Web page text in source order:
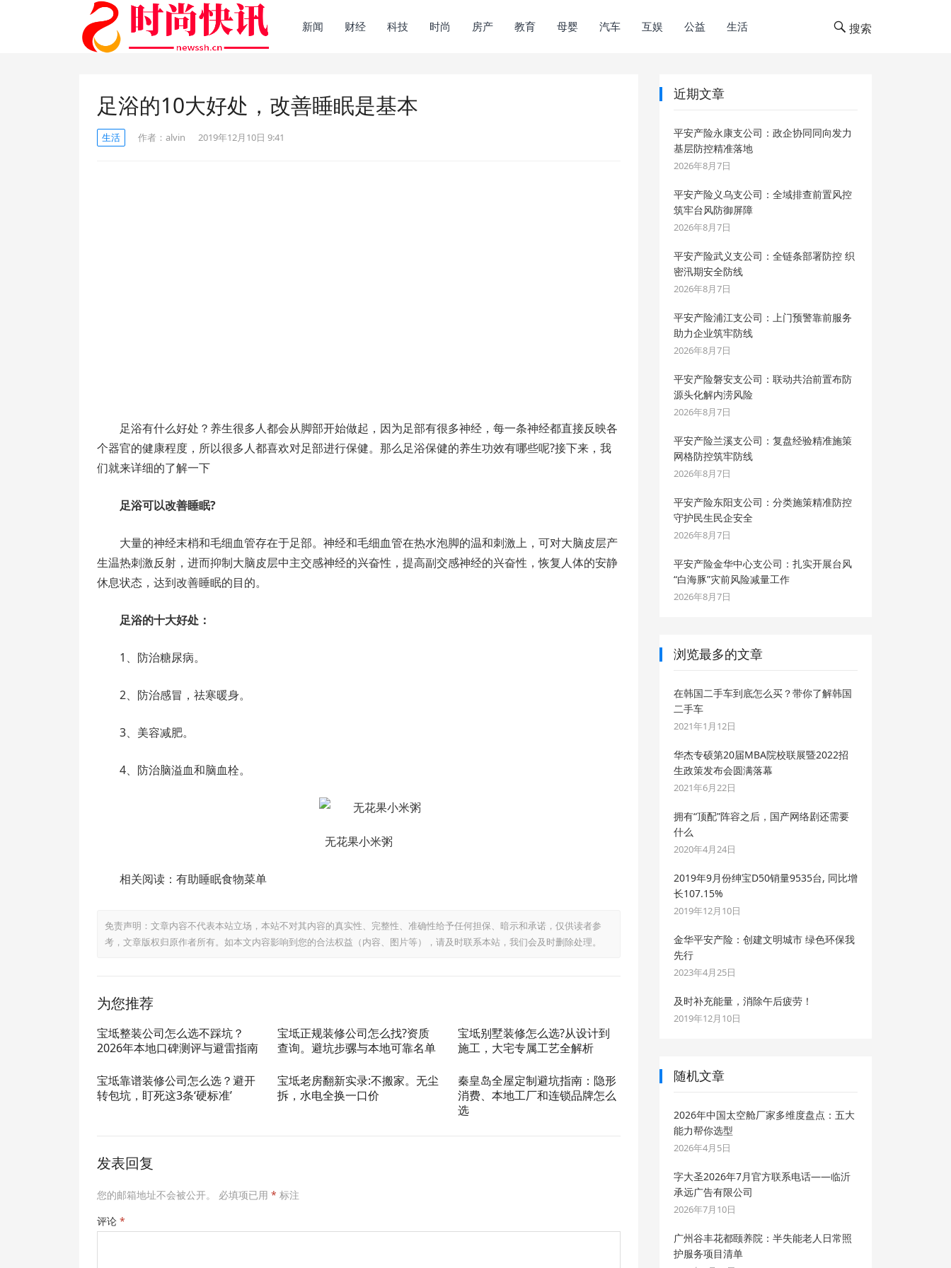
新闻 财经 科技 时尚 房产 教育 母婴 汽车 互娱 公益 生活 搜索
足浴的10大好处，改善睡眠是基本
生活 作者： alvin 2019年12月10日 9:41
足浴有什么好处？养生很多人都会从脚部开始做起，因为足部有很多神经，每一条神经都直接反映各
个器官的健康程度，所以很多人都喜欢对足部进行保健。那么足浴保健的养生功效有哪些呢?接下来，我
们就来详细的了解一下
足浴可以改善睡眠?
大量的神经末梢和毛细血管存在于足部。神经和毛细血管在热水泡脚的温和刺激上，可对大脑皮层产
生温热刺激反射，进而抑制大脑皮层中主交感神经的兴奋性，提高副交感神经的兴奋性，恢复人体的安静
休息状态，达到改善睡眠的目的。
足浴的十大好处：
1、防治糖尿病。
2、防治感冒，祛寒暖身。
3、美容减肥。
4、防治脑溢血和脑血栓。
无花果小米粥
相关阅读：有助睡眠食物菜单
免责声明：文章内容不代表本站立场，本站不对其内容的真实性、完整性、准确性给予任何担保、暗示和承诺，仅供读者参
考，文章版权归原作者所有。如本文内容影响到您的合法权益（内容、图片等），请及时联系本站，我们会及时删除处理。
为您推荐
宝坻整装公司怎么选不踩坑？
2026年本地口碑测评与避雷指南
宝坻正规装修公司怎么找?资质
查询。避坑步骡与本地可靠名单
宝坻别墅装修怎么选?从设计到
施工，大宅专属工艺全解析
宝坻靠谱装修公司怎么选？避开
转包坑，盯死这3条‘硬标准’
宝坻老房翻新实录:不搬家。无尘
拆，水电全换一口价
秦皇岛全屋定制避坑指南：隐形
消费、本地工厂和连锁品牌怎么
选
发表回复
您的邮箱地址不会被公开。 必填项已用 * 标注
评论 *
近期文章
平安产险永康支公司：政企协同同向发力
基层防控精准落地
2026年8月7日
平安产险义乌支公司：全域排查前置风控
筑牢台风防御屏障
2026年8月7日
平安产险武义支公司：全链条部署防控 织
密汛期安全防线
2026年8月7日
平安产险浦江支公司：上门预警靠前服务
助力企业筑牢防线
2026年8月7日
平安产险磐安支公司：联动共治前置布防
源头化解内涝风险
2026年8月7日
平安产险兰溪支公司：复盘经验精准施策
网格防控筑牢防线
2026年8月7日
平安产险东阳支公司：分类施策精准防控
守护民生民企安全
2026年8月7日
平安产险金华中心支公司：扎实开展台风
“白海豚”灾前风险减量工作
2026年8月7日
浏览最多的文章
在韩国二手车到底怎么买？带你了解韩国
二手车
2021年1月12日
华杰专硕第20届MBA院校联展暨2022招
生政策发布会圆满落幕
2021年6月22日
拥有“顶配”阵容之后，国产网络剧还需要
什么
2020年4月24日
2019年9月份绅宝D50销量9535台, 同比增
长107.15%
2019年12月10日
金华平安产险：创建文明城市 绿色环保我
先行
2023年4月25日
及时补充能量，消除午后疲劳！
2019年12月10日
随机文章
2026年中国太空舱厂家多维度盘点：五大
能力帮你选型
2026年4月5日
字大圣2026年7月官方联系电话——临沂
承远广告有限公司
2026年7月10日
广州谷丰花都颐养院：半失能老人日常照
护服务项目清单